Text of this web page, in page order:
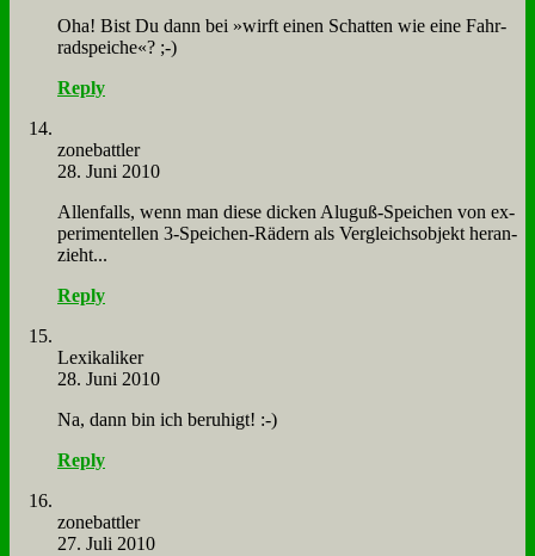
Oha! Bist Du dann bei »wirft ei­nen Schat­ten wie ei­ne Fahr­
rad­spei­che«? ;-)
Reply
zone­batt­ler
28. Juni 2010
Al­len­falls, wenn man die­se dicken Alu­guß-Spei­chen von ex­
pe­ri­men­tel­len 3‑­Spei­chen-Rä­dern als Ver­gleichs­ob­jekt her­an­
zieht...
Reply
Le­xi­ka­li­ker
28. Juni 2010
Na, dann bin ich be­ru­higt! :-)
Reply
zone­batt­ler
27. Juli 2010